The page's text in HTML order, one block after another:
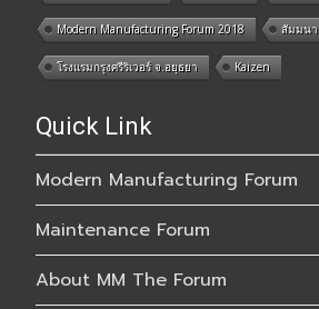
Modern Manufacturing Forum 2018 สัมมนา
โรงแรมกรุงศรีริเวอร์ จ.อยุธยา Kaizen
Quick Link
Modern Manufacturing Forum
Maintenance Forum
About MM The Forum